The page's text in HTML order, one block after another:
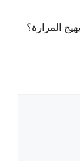
المرارة؟